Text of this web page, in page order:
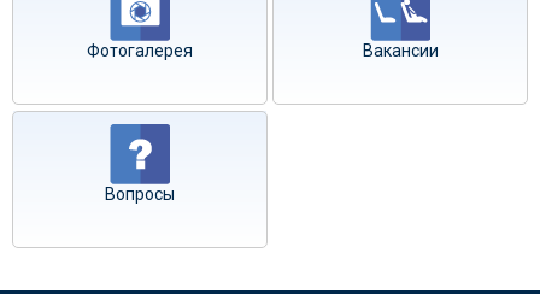
Фотогалерея Вакансии
Вопросы